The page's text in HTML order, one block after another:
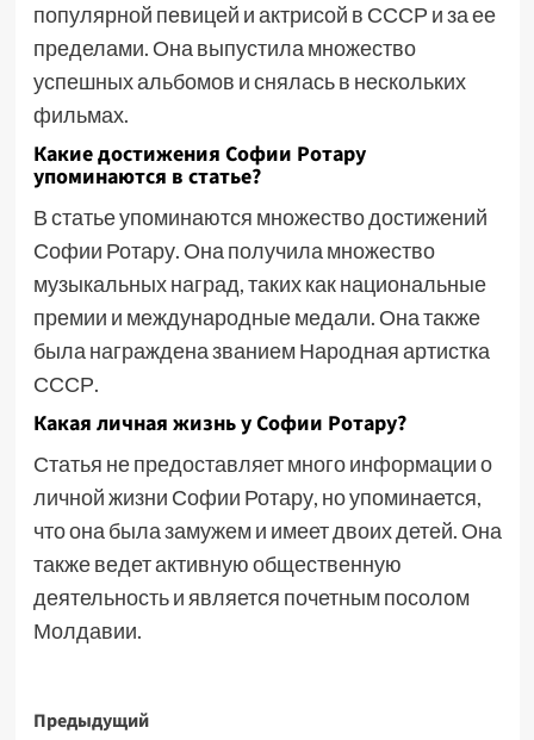
популярной певицей и актрисой в СССР и за ее
пределами. Она выпустила множество
успешных альбомов и снялась в нескольких
фильмах.
Какие достижения Софии Ротару
упоминаются в статье?
В статье упоминаются множество достижений
Софии Ротару. Она получила множество
музыкальных наград, таких как национальные
премии и международные медали. Она также
была награждена званием Народная артистка
СССР.
Какая личная жизнь у Софии Ротару?
Статья не предоставляет много информации о
личной жизни Софии Ротару, но упоминается,
что она была замужем и имеет двоих детей. Она
также ведет активную общественную
деятельность и является почетным посолом
Молдавии.
Навигация
Предыдущий